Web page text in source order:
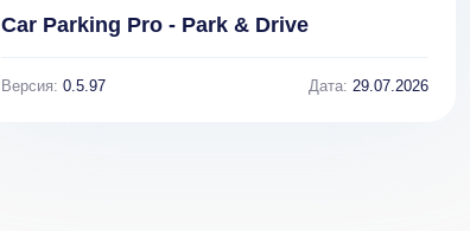
Car Parking Pro - Park & Drive
Версия: 0.5.97 Дата: 29.07.2026